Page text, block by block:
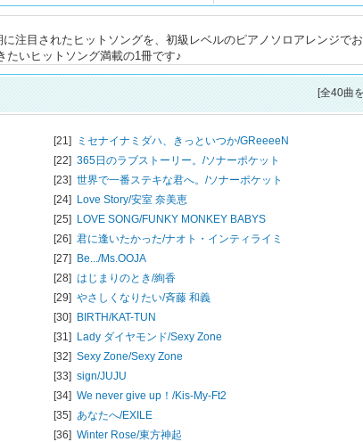
注目されたヒットソングを、初級レベルのピアノソロアレンジで
たいヒットソング満載の1冊です♪
[全40曲
[21] ミセナイナミダハ、きっといつか/GReeeeN
[22] 365日のラブストーリー。/ソナーポケット
[23] 世界で一番ステキな君へ。/ソナーポケット
[24] Love Story/安室 奈美恵
[25] LOVE SONG/FUNKY MONKEY BABYS
[26] 君に逢いたかった/ナオト・インティライミ
[27] Be.../Ms.OOJA
[28] はじまりのとき/絢香
[29] やさしくなりたい/斉藤 和義
[30] BIRTH/KAT-TUN
[31] Lady ダイヤモンド/Sexy Zone
[32] Sexy Zone/Sexy Zone
[33] sign/JUJU
[34] We never give up！/Kis-My-Ft2
[35] あなたへ/EXILE
[36] Winter Rose/東方神起